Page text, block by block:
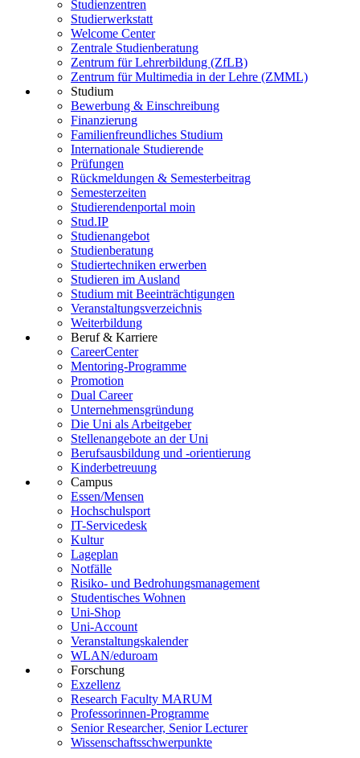
Studienzentren
Studierwerkstatt
Welcome Center
Zentrale Studienberatung
Zentrum für Lehrerbildung (ZfLB)
Zentrum für Multimedia in der Lehre (ZMML)
Studium
Bewerbung & Einschreibung
Finanzierung
Familienfreundliches Studium
Internationale Studierende
Prüfungen
Rückmeldungen & Semesterbeitrag
Semesterzeiten
Studierendenportal moin
Stud.IP
Studienangebot
Studienberatung
Studiertechniken erwerben
Studieren im Ausland
Studium mit Beeinträchtigungen
Veranstaltungsverzeichnis
Weiterbildung
Beruf & Karriere
CareerCenter
Mentoring-Programme
Promotion
Dual Career
Unternehmensgründung
Die Uni als Arbeitgeber
Stellenangebote an der Uni
Berufsausbildung und -orientierung
Kinderbetreuung
Campus
Essen/Mensen
Hochschulsport
IT-Servicedesk
Kultur
Lageplan
Notfälle
Risiko- und Bedrohungsmanagement
Studentisches Wohnen
Uni-Shop
Uni-Account
Veranstaltungskalender
WLAN/eduroam
Forschung
Exzellenz
Research Faculty MARUM
Professorinnen-Programme
Senior Researcher, Senior Lecturer
Wissenschaftsschwerpunkte